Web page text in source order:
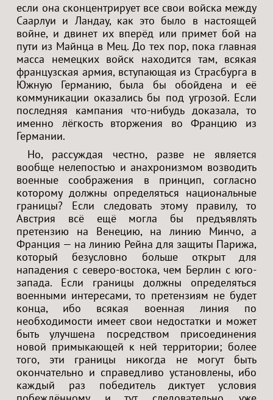
если она сконцентрирует все свои войска между
Саарлуи и Ландау, как это было в настоящей
войне, и двинет их вперёд или примет бой на
пути из Майнца в Мец. До тех пор, пока главная
масса немецких войск находится там, всякая
французская армия, вступающая из Страсбурга в
Южную Германию, была бы обойдена и её
коммуникации оказались бы под угрозой. Если
последняя кампания что-нибудь доказала, то
именно лёгкость вторжения во Францию из
Германии.
Но, рассуждая честно, разве не является
вообще нелепостью и анахронизмом возводить
военные соображения в принцип, согласно
которому должны определяться национальные
границы? Если следовать этому правилу, то
Австрия всё ещё могла бы предъявлять
претензию на Венецию, на линию Минчо, а
Франция — на линию Рейна для защиты Парижа,
который безусловно больше открыт для
нападения с северо-востока, чем Берлин с юго-
запада. Если границы должны определяться
военными интересами, то претензиям не будет
конца, ибо всякая военная линия по
необходимости имеет свои недостатки и может
быть улучшена посредством присоединения
новой примыкающей к ней территории; более
того, эти границы никогда не могут быть
окончательно и справедливо установлены, ибо
каждый раз победитель диктует условия